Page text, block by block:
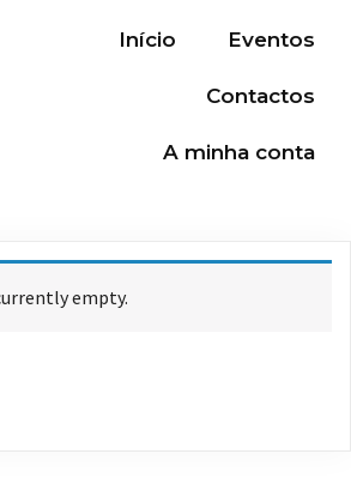
Início Eventos
Contactos
A minha conta
empty.